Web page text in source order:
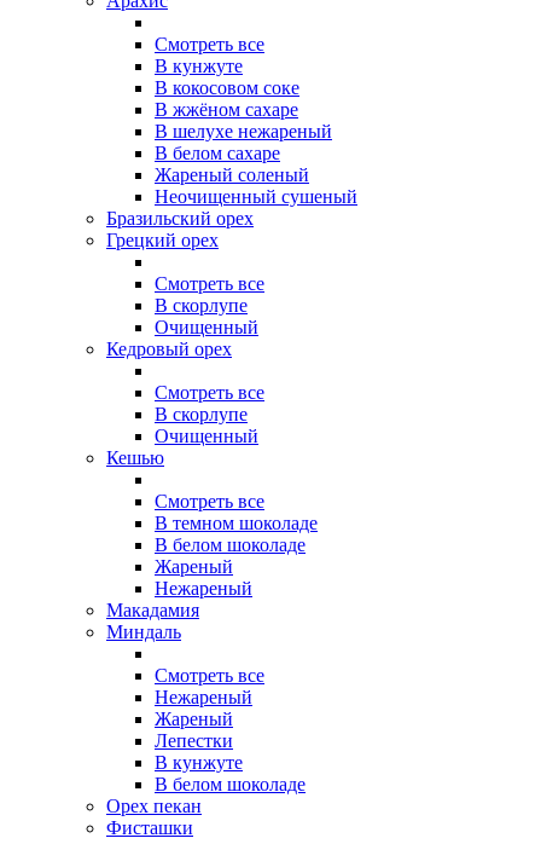
Смотреть все
В кунжуте
В кокосовом соке
В жжёном сахаре
В шелухе нежареный
В белом сахаре
Жареный соленый
Неочищенный сушеный
Бразильский орех
Грецкий орех
Смотреть все
В скорлупе
Очищенный
Кедровый орех
Смотреть все
В скорлупе
Очищенный
Кешью
Смотреть все
В темном шоколаде
В белом шоколаде
Жареный
Нежареный
Макадамия
Миндаль
Смотреть все
Нежареный
Жареный
Лепестки
В кунжуте
В белом шоколаде
Орех пекан
Фисташки